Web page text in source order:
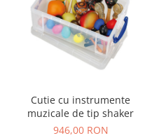
Cutie cu instrumente
muzicale de tip shaker
946,00 RON